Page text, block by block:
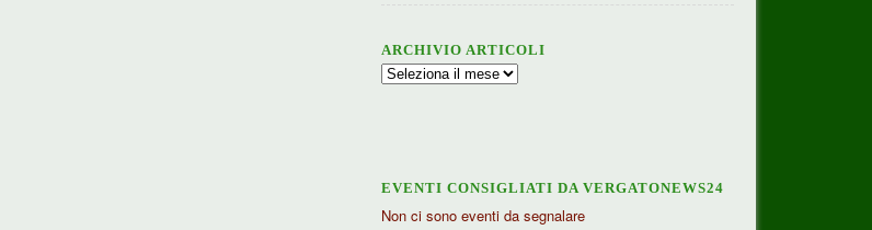
ARCHIVIO ARTICOLI
Archivio
EVENTI CONSIGLIATI DA VERGATONEWS24
Non ci sono eventi da segnalare